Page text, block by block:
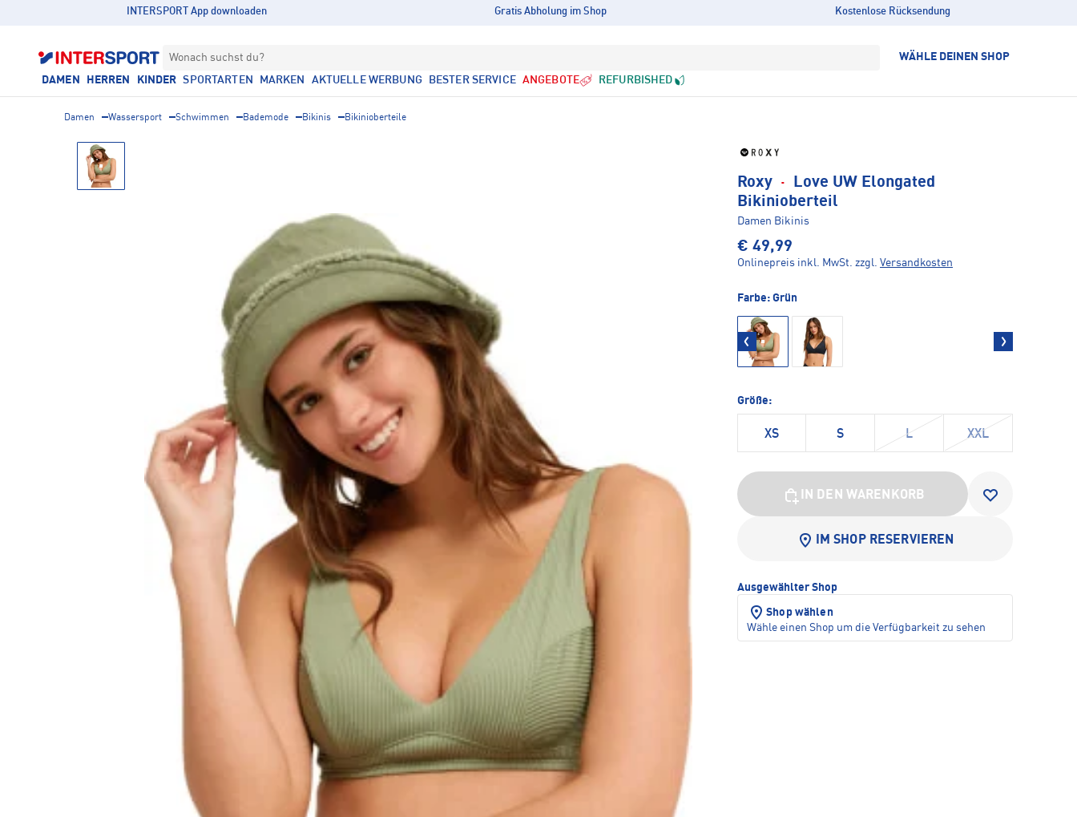
INTERSPORT App downloaden Gratis Abholung im Shop Kostenlose Rücksendung
Wonach suchst du? WÄHLE DEINEN SHOP
DAMEN HERREN KINDER SPORTARTEN MARKEN AKTUELLE WERBUNG BESTER SERVICE ANGEBOTE REFURBISHED
Damen Wassersport Schwimmen Bademode Bikinis Bikinioberteile
Roxy ·
Love UW Elongated
Bikinioberteil
Damen Bikinis
€ 49,99
Onlinepreis inkl. MwSt. zzgl. Versandkosten
Farbe: Grün
Größe:
XS S L XXL
IN DEN WARENKORB
IM SHOP RESERVIEREN
Ausgewählter Shop
Shop wählen
Wähle einen Shop um die Verfügbarkeit zu sehen